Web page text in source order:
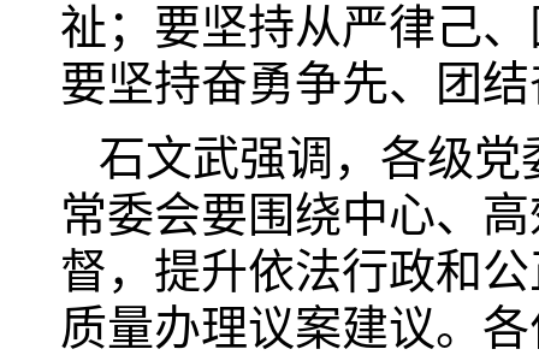
祉；要坚持从严律己
要坚持奋勇争先、团
石文武强调，各级
常委会要围绕中心、
督，提升依法行政和
质量办理议案建议。